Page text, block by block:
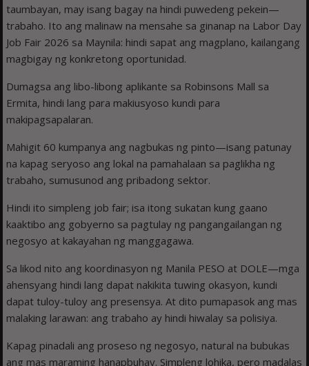
taumbayan, may isang bagay na hindi puwedeng pekein—
trabaho. Ito ang malinaw na mensahe sa ginanap na Labor Day
Job Fair 2026 sa Maynila: hindi sapat ang magplano, kailangang
magbigay ng konkretong oportunidad.
Dumagsa ang libo-libong aplikante sa Robinsons Mall sa
Ermita, hindi lang para makiusyoso kundi para
makipagsapalaran.
Mahigit 60 kumpanya ang nagbukas ng pinto—isang patunay
na kapag seryoso ang lokal na pamahalaan sa paglikha ng
trabaho, sumusunod ang pribadong sektor.
Hindi ito simpleng job fair; isa itong sukatan kung gaano
kaaktibo ang gobyerno sa pagtulay ng pangangailangan ng
negosyo at kakayahan ng manggagawa.
Sa likod nito ang koordinasyon ng Manila PESO at DOLE—mga
ahensyang hindi lang dapat nakikita tuwing okasyon, kundi
dapat tuloy-tuloy ang presensya. At dito pumapasok ang mas
malaking larawan: ang trabaho ay hindi hiwalay sa polisiya.
Kapag pinadali ang proseso ng negosyo, natural na bubukas
ang mas maraming hanapbuhay. Simpleng lohika, pero madalas